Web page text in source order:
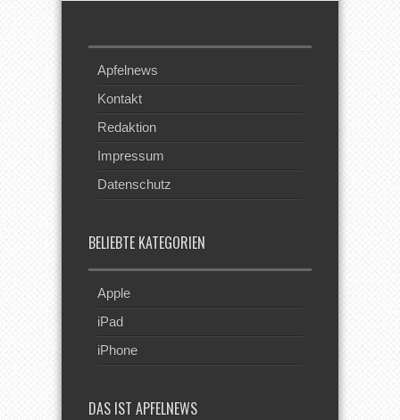
Apfelnews
Kontakt
Redaktion
Impressum
Datenschutz
BELIEBTE KATEGORIEN
Apple
iPad
iPhone
DAS IST APFELNEWS